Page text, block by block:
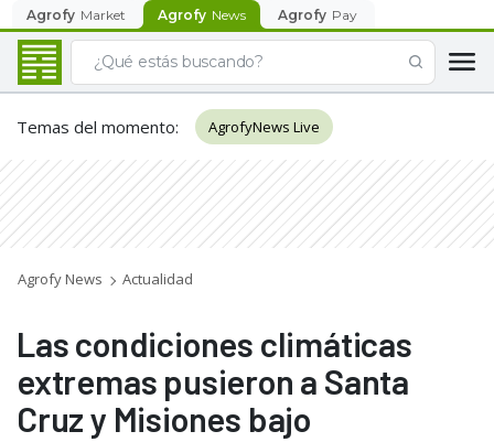
Agrofy Market Agrofy News Agrofy Pay
Temas del momento: AgrofyNews Live
Agrofy News Actualidad
Las condiciones climáticas
extremas pusieron a Santa
Cruz y Misiones bajo